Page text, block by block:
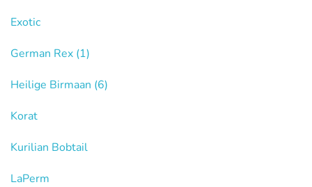
Exotic
German Rex (1)
Heilige Birmaan (6)
Korat
Kurilian Bobtail
LaPerm